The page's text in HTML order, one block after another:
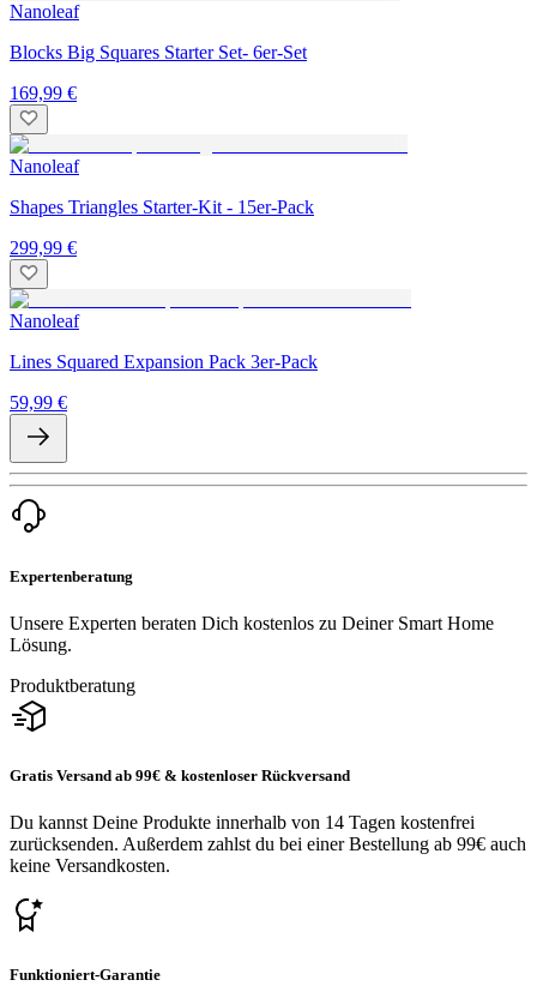
Nanoleaf
Blocks Big Squares Starter Set- 6er-Set
169,99 €
Nanoleaf
Shapes Triangles Starter-Kit - 15er-Pack
299,99 €
Nanoleaf
Lines Squared Expansion Pack 3er-Pack
59,99 €
Expertenberatung
Unsere Experten beraten Dich kostenlos zu Deiner Smart Home
Lösung.
Produktberatung
Gratis Versand ab 99€ & kostenloser Rückversand
Du kannst Deine Produkte innerhalb von 14 Tagen kostenfrei
zurücksenden. Außerdem zahlst du bei einer Bestellung ab 99€ auch
keine Versandkosten.
Funktioniert-Garantie